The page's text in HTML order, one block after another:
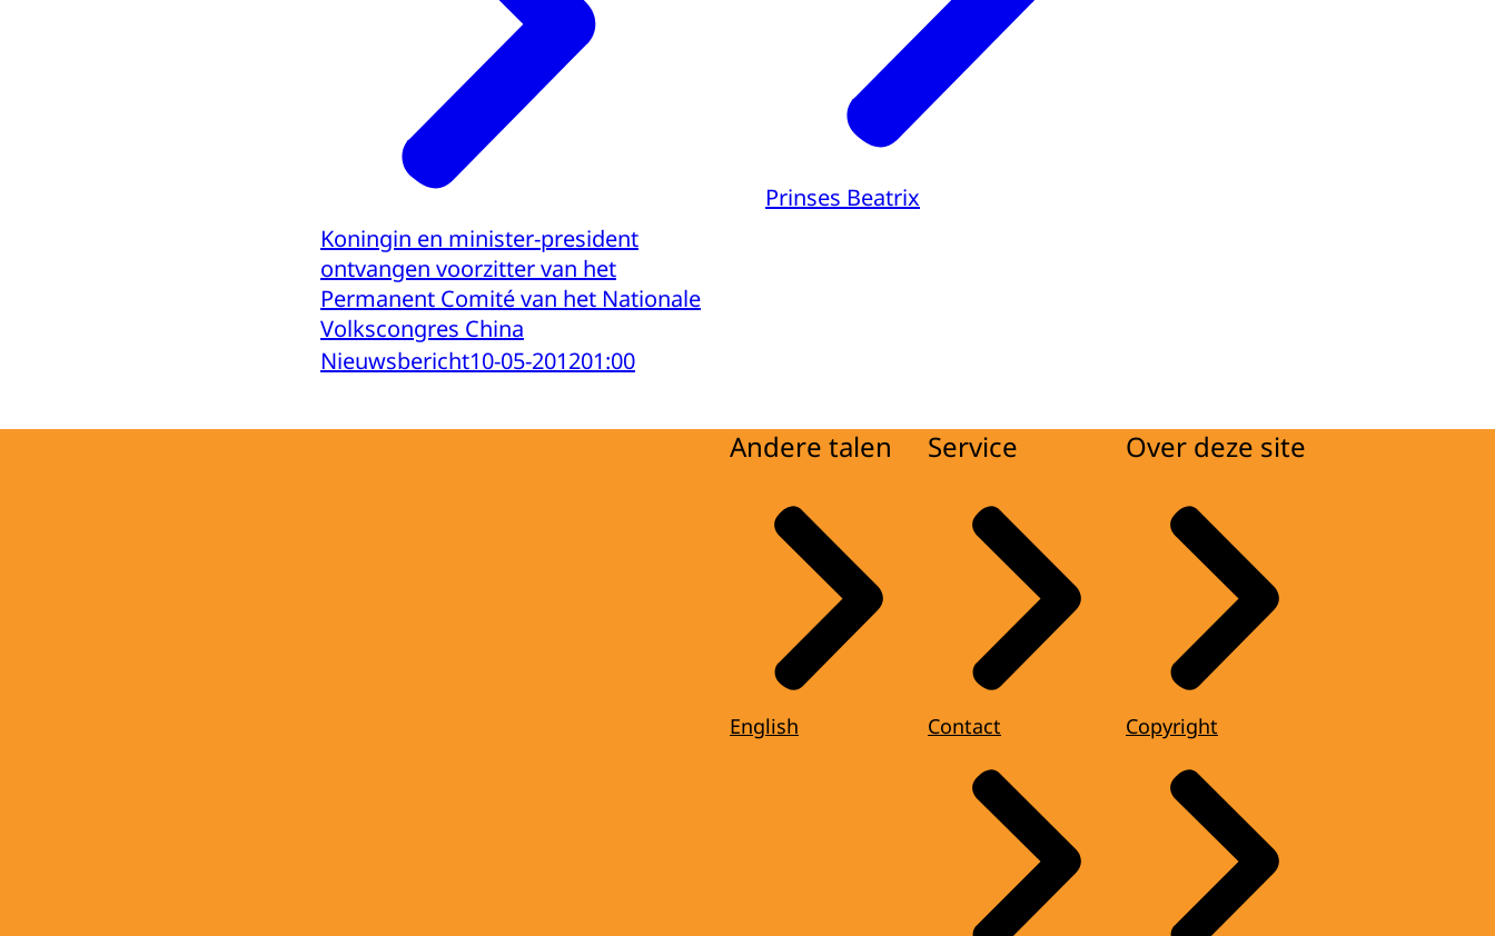
Koningin en minister-president
ontvangen voorzitter van het
Permanent Comité van het Nationale
Volkscongres China
Nieuwsbericht10-05-201201:00
Prinses Beatrix
Andere talen
English
Service
Contact
Over deze site
Copyright